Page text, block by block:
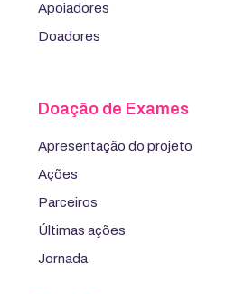
Apoiadores
Doadores
Doação de Exames
Apresentação do projeto
Ações
Parceiros
Últimas ações
Jornada